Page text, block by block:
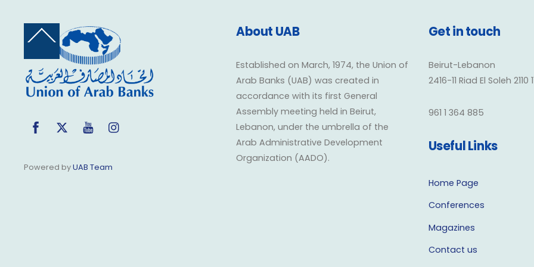
Back
Top
FacebookTwitter YouTube
Powered byUAB Team
About UAB
Established on March, 1974, the Union of
Arab Banks (UAB) was created in
accordance with its first General
Assembly meeting held in Beirut,
Lebanon, under the umbrella of the
Arab Administrative Development
Organization (AADO).
Get in touch
Beirut-Lebanon
2416-11 Riad El Soleh 2110
961 1 364 885
Useful Links
Home Page
Conferences
Magazines
Contact us